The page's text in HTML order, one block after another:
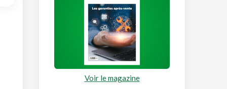
Voir le magazine